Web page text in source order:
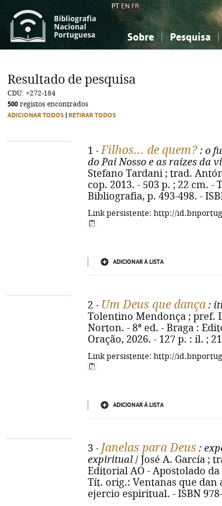
PT EN FR
Sobre Pesquisa
Ciências sociais...
Ciências sociais...
Resultado de pesquisa
CDU: =272-184
500 registos encontrados
ADICIONAR TODOS RETIRAR TODOS
1 -Filhos... de quem? : o
do Pai Nosso e as raízes da
Stefano Tardani ; trad.
cop. 2013. - 503 p. ; 22 cm.
Bibliografia, p. 493-498. -
Link persistente: http://
ADICIONAR À LISTA
2 - Um Deus que dança :
Tolentino Mendonça ; pref.
Norton. - 8ª ed. - Braga :
Oração, 2026. - 127 p. : il. ;
Link persistente: http://
ADICIONAR À LISTA
3 - Janelas para Deus :
expiritual / José A. García ;
Editorial AO - Apostolado da
Tít. orig.: Ventanas que
ejercio espiritual. - ISBN